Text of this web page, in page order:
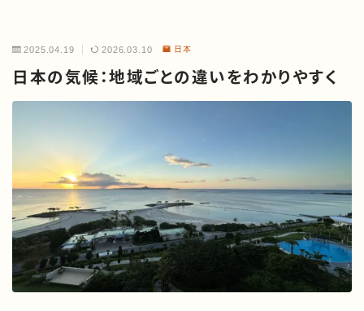
2025.04.19 2026.03.10 日本
日本の気候：地域ごとの違いをわかりやすく